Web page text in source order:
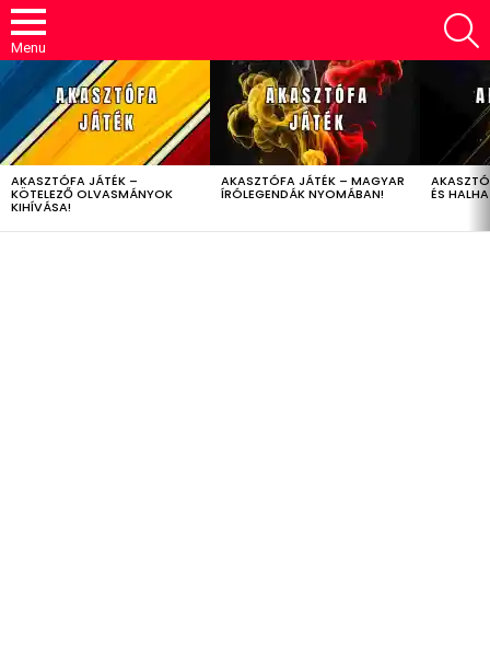
Menu
LATEST
STORIES
AKASZTÓFA JÁTÉK –
KÖTELEZŐ OLVASMÁNYOK
KIHÍVÁSA!
AKASZTÓFA JÁTÉK – MAGYAR
ÍRÓLEGENDÁK NYOMÁBAN! ÉS